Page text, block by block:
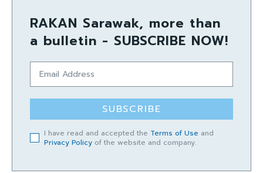
RAKAN Sarawak, more than
a bulletin - SUBSCRIBE NOW!
SUBSCRIBE
I have read and accepted the Terms of Use and
Privacy Policy of the website and company.